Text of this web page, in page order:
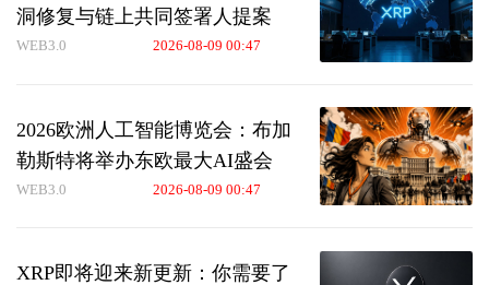
洞修复与链上共同签署人提案
WEB3.0 2026-08-09 00:47
2026欧洲人工智能博览会：布加
勒斯特将举办东欧最大AI盛会
WEB3.0 2026-08-09 00:47
XRP即将迎来新更新：你需要了